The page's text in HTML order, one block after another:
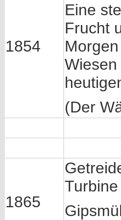
1854
Eine
Frucht
Morgen
(Der
1865